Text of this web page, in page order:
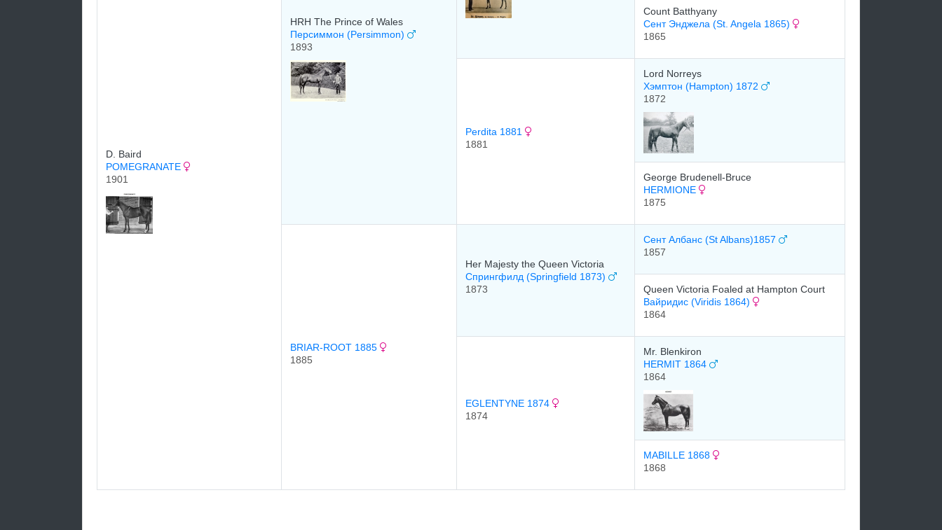
D. Baird
POMEGRANATE
1901
HRH The Prince of Wales
Персиммон (Persimmon)
1893
Count Batthyany
Сент Энджела (St. Angela 1865)
1865
Perdita 1881
1881
Lord Norreys
Хэмптон (Hampton) 1872
1872
George Brudenell-Bruce
HERMIONE
1875
BRIAR-ROOT 1885
1885
Her Majesty the Queen Victoria
Спрингфилд (Springfield 1873)
1873
Сент Албанс (St Albans)1857
1857
Queen Victoria Foaled at Hampton Court
Вайридис (Viridis 1864)
1864
EGLENTYNE 1874
1874
Mr. Blenkiron
HERMIT 1864
1864
MABILLE 1868
1868